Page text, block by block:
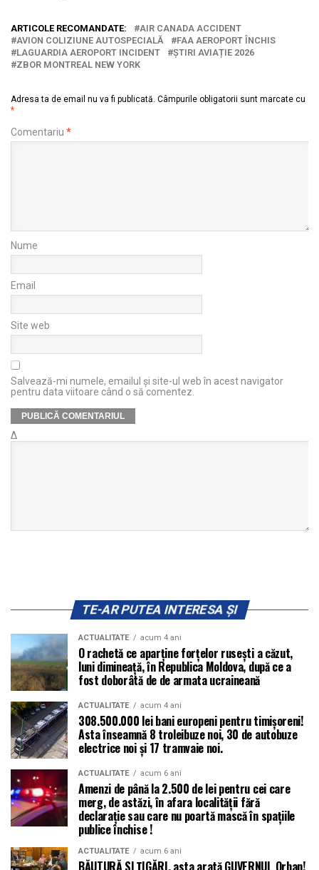
ARTICOLE RECOMANDATE:
AIR CANADA ACCIDENT
AVION COLIZIUNE AUTOSPECIALĂ
FAA AEROPORT ÎNCHIS
LAGUARDIA AEROPORT INCIDENT
ȘTIRI AVIAȚIE 2026
ZBOR MONTREAL NEW YORK
Adresa ta de email nu va fi publicată. Câmpurile obligatorii sunt marcate cu
*
Comentariu *
Nume
Email
Site web
Salvează-mi numele, emailul și site-ul web în acest navigator
pentru data viitoare când o să comentez.
Δ
TE-AR PUTEA INTERESA ȘI
ACTUALITATE acum 4 ani
O rachetă ce aparține forțelor rusești a căzut,
luni dimineață, în Republica Moldova, după ce a
fost doborâtă de de armata ucraineană
ACTUALITATE acum 4 ani
308.500.000 lei bani europeni pentru timișoreni!
Asta înseamnă 8 troleibuze noi, 30 de autobuze
electrice noi și 17 tramvaie noi.
ACTUALITATE acum 6 ani
Amenzi de până la 2.500 de lei pentru cei care
merg, de astăzi, în afara localității fără
declarație sau care nu poartă mască în spațiile
publice închise !
ACTUALITATE acum 6 ani